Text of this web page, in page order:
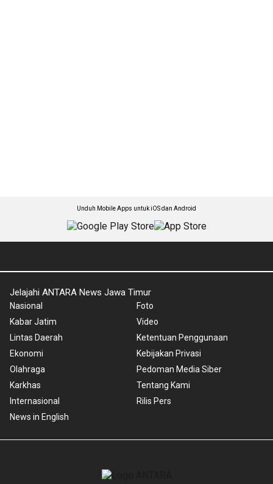
Unduh Mobile Apps untuk iOS dan Android
Jelajahi ANTARA News Jawa Timur
Nasional
Kabar Jatim
Lintas Daerah
Ekonomi
Olahraga
Karkhas
Internasional
News in English
Foto
Video
Ketentuan Penggunaan
Kebijakan Privasi
Pedoman Media Siber
Tentang Kami
Rilis Pers